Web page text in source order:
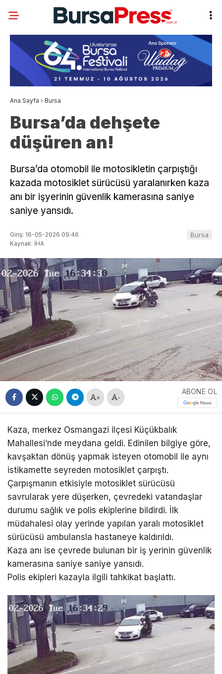
Ana Sayfa › Bursa
Bursa’da dehşete
düşüren an!
Bursa’da otomobil ile motosikletin çarpıştığı
kazada motosiklet sürücüsü yaralanırken kaza
anı bir işyerinin güvenlik kamerasına saniye
saniye yansıdı.
Giriş: 16-05-2026 09:46
Kaynak: İHA
Bursa
+ -
ABONE OL
Kaza, merkez Osmangazi ilçesi Küçükbalık
Mahallesi’nde meydana geldi. Edinilen bilgiye göre,
kavşaktan dönüş yapmak isteyen otomobil ile aynı
istikamette seyreden motosiklet çarpıştı.
Çarpışmanın etkisiyle motosiklet sürücüsü
savrularak yere düşerken, çevredeki vatandaşlar
durumu sağlık ve polis ekiplerine bildirdi. İlk
müdahalesi olay yerinde yapılan yaralı motosiklet
sürücüsü ambulansla hastaneye kaldırıldı.
Kaza anı ise çevrede bulunan bir iş yerinin güvenlik
kamerasına saniye saniye yansıdı.
Polis ekipleri kazayla ilgili tahkikat başlattı.